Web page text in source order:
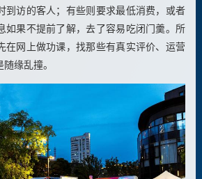
到访的客人；有些则要求最低消费，或者
如果不提前了解，去了容易吃闭门羹。所
在网上做功课，找那些有真实评价、运营
缘乱撞。